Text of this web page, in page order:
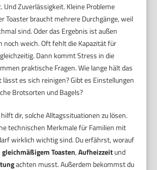
Und Zuverlässigkeit. Kleine Probleme
Toaster braucht mehrere Durchgänge, weil
sind. Oder das Ergebnis ist außen
noch weich. Oft fehlt die Kapazität für
Dann kommt Stress in die
praktische Fragen. Wie lange hält das
lässt es sich reinigen? Gibt es Einstellungen
Brotsorten und Bagels?
dir, solche Alltagssituationen zu lösen.
technischen Merkmale für Familien mit
wirklich wichtig sind. Du erfährst, worauf
,gleichmäßigem Toasten,Aufheizzeitund
achten musst. Außerdem bekommst du